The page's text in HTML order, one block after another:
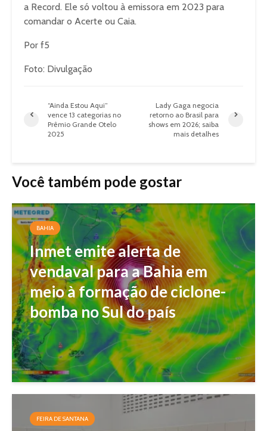
a Record. Ele só voltou à emissora em 2023 para
comandar o Acerte ou Caia.
Por f5
Foto: Divulgação
“Ainda Estou Aqui”
vence 13 categorias no
Prêmio Grande Otelo
2025
Lady Gaga negocia
retorno ao Brasil para
shows em 2026; saiba
mais detalhes
Você também pode gostar
BAHIA
Inmet emite alerta de
vendaval para a Bahia em
meio à formação de ciclone-
bomba no Sul do país
FEIRA DE SANTANA